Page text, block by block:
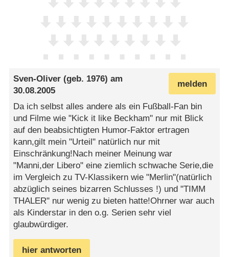
melden
Sven-Oliver (geb. 1976) am
30.08.2005
Da ich selbst alles andere als ein Fußball-Fan bin
und Filme wie "Kick it like Beckham" nur mit Blick
auf den beabsichtigten Humor-Faktor ertragen
kann,gilt mein "Urteil" natürlich nur mit
Einschränkung!Nach meiner Meinung war
"Manni,der Libero" eine ziemlich schwache Serie,die
im Vergleich zu TV-Klassikern wie "Merlin"(natürlich
abzüglich seines bizarren Schlusses !) und "TIMM
THALER" nur wenig zu bieten hatte!Ohrner war auch
als Kinderstar in den o.g. Serien sehr viel
glaubwürdiger.
hier antworten